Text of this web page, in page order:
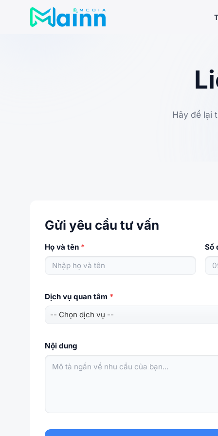
Hãy để lại
Gửi yêu cầu tư vấn
Họ và tên * Số
Dịch vụ quan tâm *
Nội dung